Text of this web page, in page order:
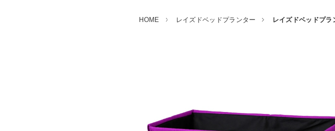
HOME レイズドベッドプランター レイズドベッドプラ